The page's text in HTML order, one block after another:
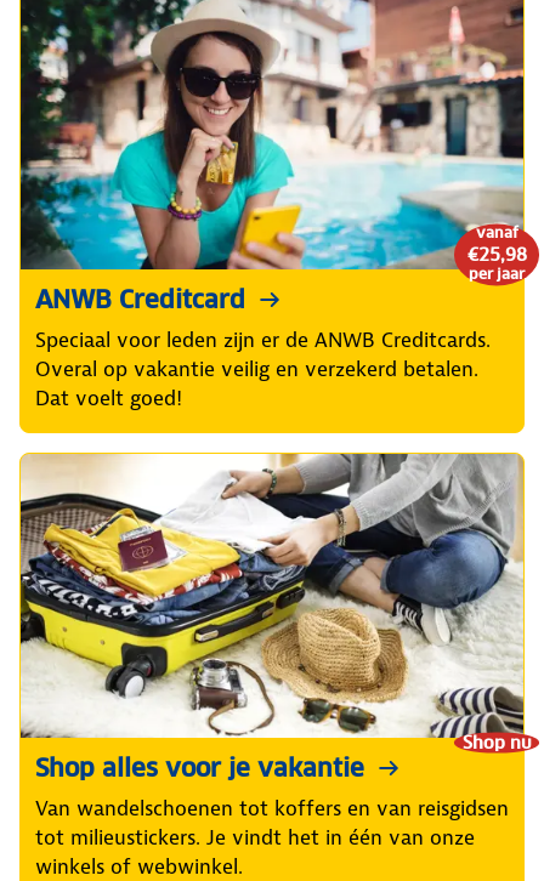
vanaf
€25,98
per jaar
ANWB Creditcard
Speciaal voor leden zijn er de ANWB Creditcards.
Overal op vakantie veilig en verzekerd betalen.
Dat voelt goed!
Shop nu
Shop alles voor je vakantie
Van wandelschoenen tot koffers en van reisgidsen
tot milieustickers. Je vindt het in één van onze
winkels of webwinkel.